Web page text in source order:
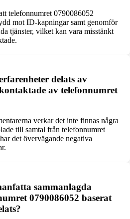
telefonnumret 0790086052
mot ID-kapningar samt genomför
tjänster, vilket kan vara misstänkt
delats av
av telefonnumret
verkar det inte finnas några
till samtal från telefonnumret
det övervägande negativa
sammanlagda
0790086052 baserat